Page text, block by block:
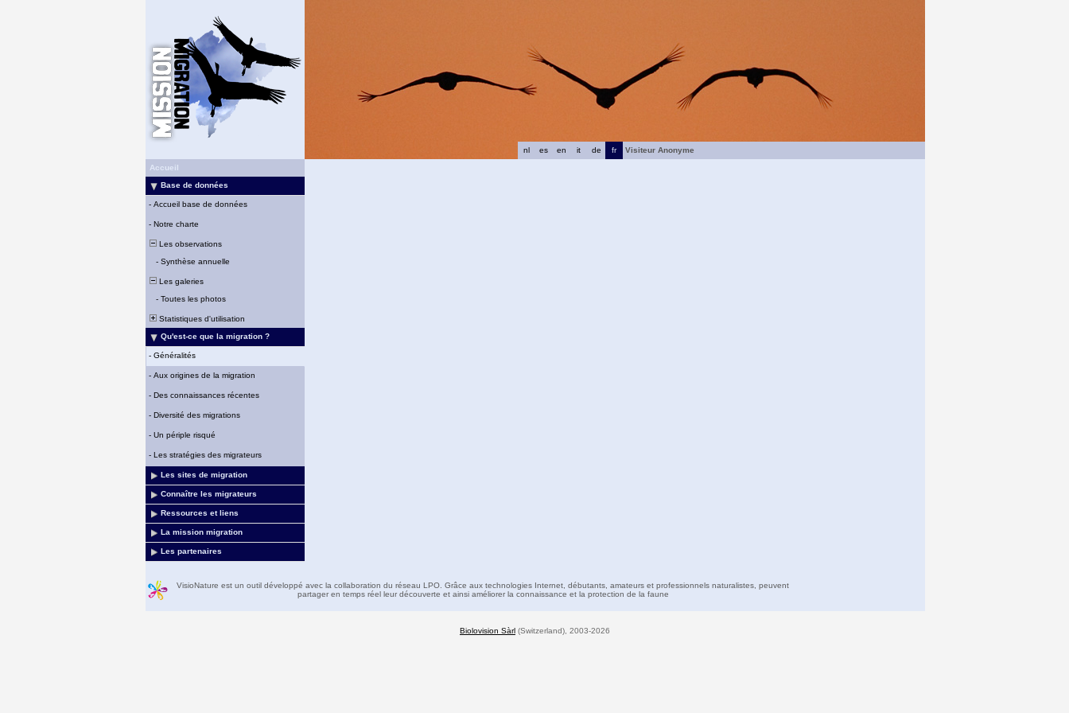
fr
de
it
en
es
nl
Visiteur Anonyme
Accueil
Base de données
- Accueil base de données
- Notre charte
Les observations
- Synthèse annuelle
Les galeries
- Toutes les photos
Statistiques d'utilisation
Qu'est-ce que la migration ?
- Généralités
- Aux origines de la migration
- Des connaissances récentes
- Diversité des migrations
- Un périple risqué
- Les stratégies des migrateurs
Les sites de migration
Connaître les migrateurs
Ressources et liens
La mission migration
Les partenaires
VisioNature est un outil développé avec la collaboration du réseau LPO. Grâce aux technologies Internet, débutants, amateurs et professionnels naturalistes, peuvent
partager en temps réel leur découverte et ainsi améliorer la connaissance et la protection de la faune
Biolovision Sàrl (Switzerland), 2003-2026